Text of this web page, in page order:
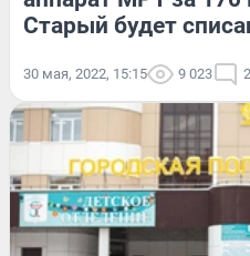
Старый будет
30 мая, 2022, 15:15 9 023